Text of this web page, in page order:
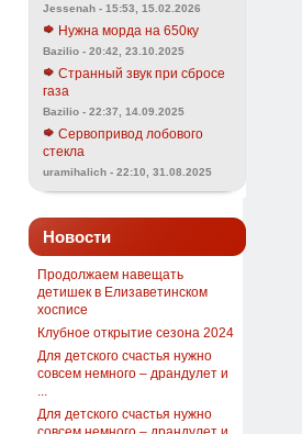
Jessenah - 15:53, 15.02.2026
Нужна морда на 650ку
Bazilio - 20:42, 23.10.2025
Странный звук при сбросе
газа
Bazilio - 22:37, 14.09.2025
Сервопривод лобового
стекла
uramihalich - 22:10, 31.08.2025
Новости
Продолжаем навещать
детишек в Елизаветинском
хосписе
Клубное открытие сезона 2024
Для детского счастья нужно
совсем немного – драндулет и
Для детского счастья нужно